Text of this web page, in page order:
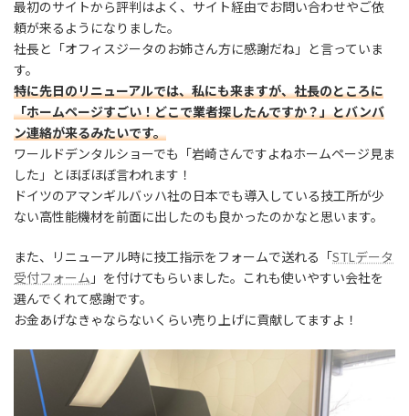
最初のサイトから評判はよく、サイト経由でお問い合わせやご依
頼が来るようになりました。
社長と「オフィスジータのお姉さん方に感謝だね」と言っていま
す。
特に先日のリニューアルでは、私にも来ますが、社長のところに
「ホームページすごい！どこで業者探したんですか？」とバンバ
ン連絡が来るみたいです。
ワールドデンタルショーでも「岩崎さんですよねホームページ見ま
した」とほぼほぼ言われます！
ドイツのアマンギルバッハ社の日本でも導入している技工所が少
ない高性能機材を前面に出したのも良かったのかなと思います。
また、リニューアル時に技工指示をフォームで送れる「STLデータ
受付フォーム 」を付けてもらいました。これも使いやすい会社を
選んでくれて感謝です。
お金あげなきゃならないくらい売り上げに貢献してますよ！